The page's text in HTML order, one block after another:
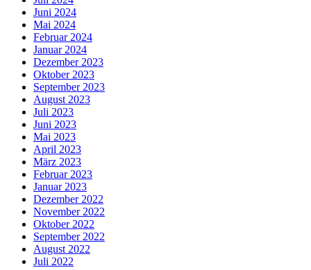
Juni 2024
Mai 2024
Februar 2024
Januar 2024
Dezember 2023
Oktober 2023
September 2023
August 2023
Juli 2023
Juni 2023
Mai 2023
April 2023
März 2023
Februar 2023
Januar 2023
Dezember 2022
November 2022
Oktober 2022
September 2022
August 2022
Juli 2022